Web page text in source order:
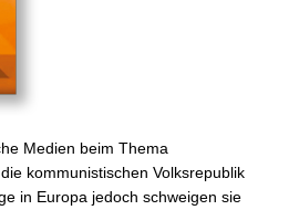
Medien beim Thema
kommunistischen Volksrepublik
in Europa jedoch schweigen sie